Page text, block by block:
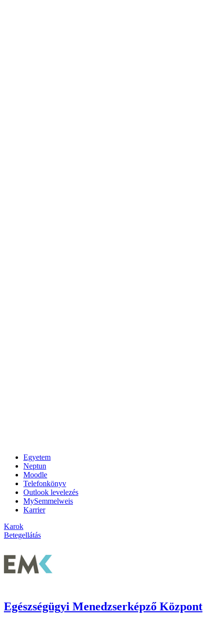
Egyetem
Neptun
Moodle
Telefonkönyv
Outlook levelezés
MySemmelweis
Karrier
Karok
Betegellátás
Egészségügyi Menedzserképző Központ